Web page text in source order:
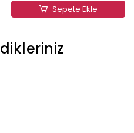
Sepete Ekle